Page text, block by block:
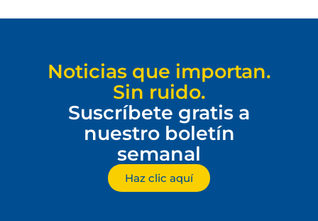
Noticias que importan.
Sin ruido.
Suscríbete gratis a
nuestro boletín
semanal
Haz clic aquí